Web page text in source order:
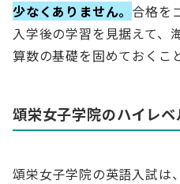
少なくありません。 合格を
入学後の学習を見据えて、
算数の基礎を固めておくこ
頌栄女子学院のハイレ
頌栄女子学院の英語入試は